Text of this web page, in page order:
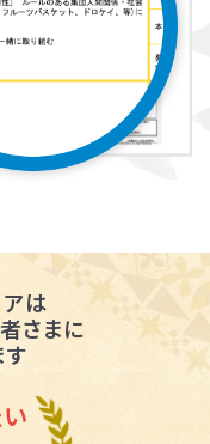
は
さまに